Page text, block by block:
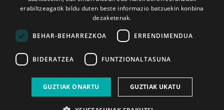
2026ko eka. 1a 2026ko mar. 1a
erabiltzeagatik bildu duten beste informazio batzuekin konbina
dezaketenak.
BEHAR-BEHARREZKOA ERRENDIMENDUA
BIDERATZEA FUNTZIONALTASUNA
GUZTIAK ONARTU GUZTIAK UKATU